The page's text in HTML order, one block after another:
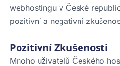
webhostingu v České
pozitivní a negativní
Pozitivní Zkušenosti
Mnoho uživatelů Českého